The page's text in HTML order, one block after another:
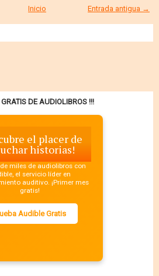
Entrada antigua →
Inicio
GRATIS DE AUDIOLIBROS !!!
el placer de
historias!
miles de audiolibros con
el servicio líder en
auditivo. ¡Primer mes
gratis!
Audible Gratis